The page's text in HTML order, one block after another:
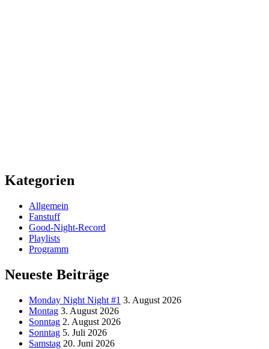
Kategorien
Allgemein
Fanstuff
Good-Night-Record
Playlists
Programm
Neueste Beiträge
Monday Night Night #1 3. August 2026
Montag 3. August 2026
Sonntag 2. August 2026
Sonntag 5. Juli 2026
Samstag 20. Juni 2026